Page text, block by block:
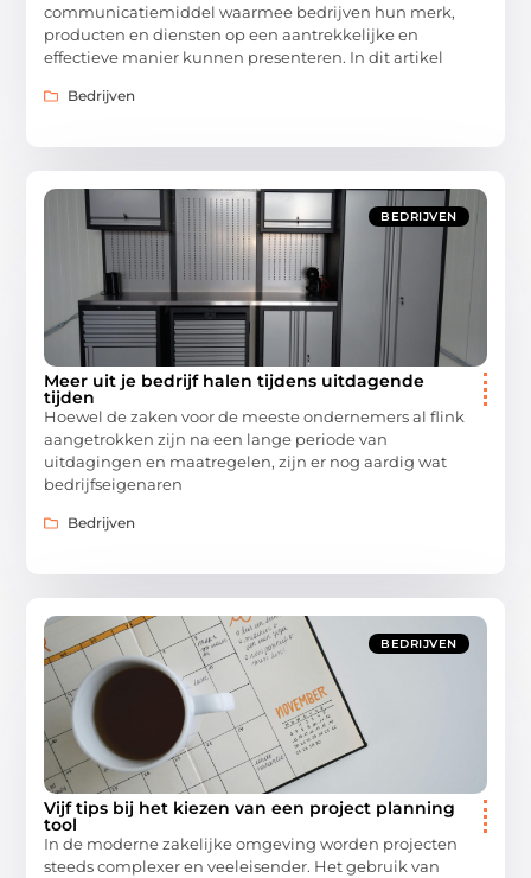
communicatiemiddel waarmee bedrijven hun merk,
producten en diensten op een aantrekkelijke en
effectieve manier kunnen presenteren. In dit artikel
Bedrijven
BEDRIJVEN
Meer uit je bedrijf halen tijdens uitdagende
tijden
Hoewel de zaken voor de meeste ondernemers al flink
aangetrokken zijn na een lange periode van
uitdagingen en maatregelen, zijn er nog aardig wat
bedrijfseigenaren
Bedrijven
BEDRIJVEN
Vijf tips bij het kiezen van een project planning
tool
In de moderne zakelijke omgeving worden projecten
steeds complexer en veeleisender. Het gebruik van